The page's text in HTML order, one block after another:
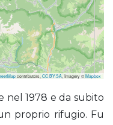
contributors, CC-BY-SA, Imagery © Mapbox
nel 1978 e da subito
proprio rifugio. Fu